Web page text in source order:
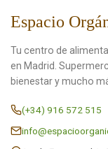
Espacio
Tu centro de
en Madrid.
bienestar y mucho
(+34) 916 572 515